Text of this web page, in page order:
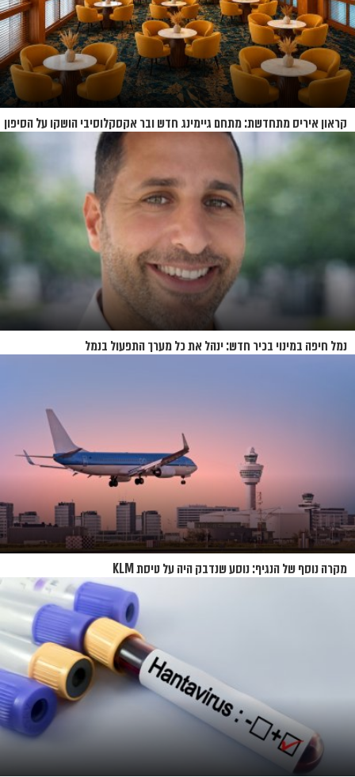
קראון איריס מתחדשת: מתחם גיימינג חדש ובר אקסקלוסיבי הושקו על הסיפון
נמל חיפה במינוי בכיר חדש: ינהל את כל מערך התפעול בנמל
מקרה נוסף של הנגיף: נוסע שנדבק היה על טיסת KLM